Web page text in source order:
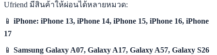
Ufriend มีสินค้าให้ผ่อนได้หลายหมวด:
📱 iPhone: iPhone 13, iPhone 14, iPhone 15, iPhone 16, iPhone
17
📱 Samsung Galaxy A07, Galaxy A17, Galaxy A57, Galaxy S26